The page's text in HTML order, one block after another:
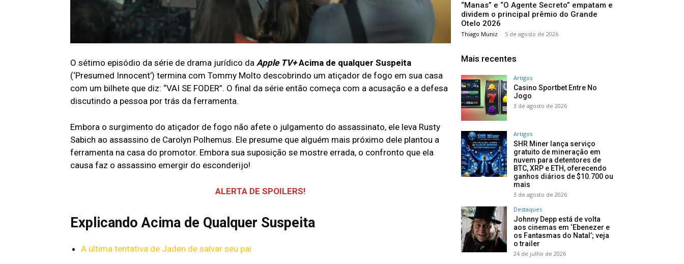
O sétimo episódio da série de drama jurídico da Apple TV+ Acima de qualquer Suspeita
(‘Presumed Innocent’) termina com Tommy Molto descobrindo um atiçador de fogo em sua casa
com um bilhete que diz: “VAI SE FODER”. O final da série então começa com a acusação e a defesa
discutindo a pessoa por trás da ferramenta.
Embora o surgimento do atiçador de fogo não afete o julgamento do assassinato, ele leva Rusty
Sabich ao assassino de Carolyn Polhemus. Ele presume que alguém mais próximo dele plantou a
ferramenta na casa do promotor. Embora sua suposição se mostre errada, o confronto que ela
causa faz o assassino emergir do esconderijo!
ALERTA DE SPOILERS!
Explicando Acima de Qualquer Suspeita
A última tentativa de Jaden de salvar seu pai
“Manas” e “O Agente Secreto” empatam e
dividem o principal prêmio do Grande
Otelo 2026
Thiago Muniz - 5 de agosto de 2026
Mais recentes
Artigos
Casino Sportbet Entre No
Jogo
3 de agosto de 2026
Artigos
SHR Miner lança serviço
gratuito de mineração em
nuvem para detentores de
BTC, XRP e ETH, oferecendo
ganhos diários de $10.700 ou
mais
3 de agosto de 2026
Destaques
Johnny Depp está de volta
aos cinemas em ‘Ebenezer e
os Fantasmas do Natal’; veja
o trailer
24 de julho de 2026